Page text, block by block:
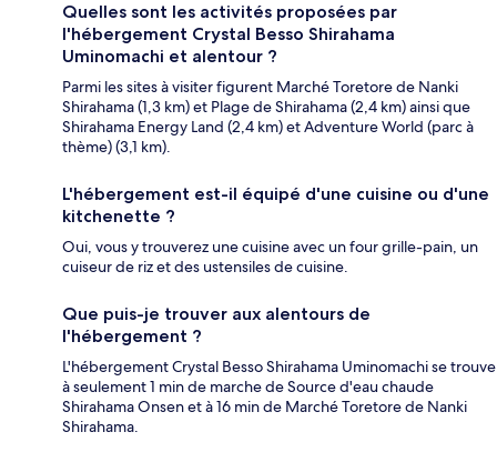
Quelles sont les activités proposées par
l'hébergement Crystal Besso Shirahama
Uminomachi et alentour ?
Parmi les sites à visiter figurent Marché Toretore de Nanki
Shirahama (1,3 km) et Plage de Shirahama (2,4 km) ainsi que
Shirahama Energy Land (2,4 km) et Adventure World (parc à
thème) (3,1 km).
L'hébergement est-il équipé d'une cuisine ou d'une
kitchenette ?
Oui, vous y trouverez une cuisine avec un four grille-pain, un
cuiseur de riz et des ustensiles de cuisine.
Que puis-je trouver aux alentours de
l'hébergement ?
L'hébergement Crystal Besso Shirahama Uminomachi se trouve
à seulement 1 min de marche de Source d'eau chaude
Shirahama Onsen et à 16 min de Marché Toretore de Nanki
Shirahama.